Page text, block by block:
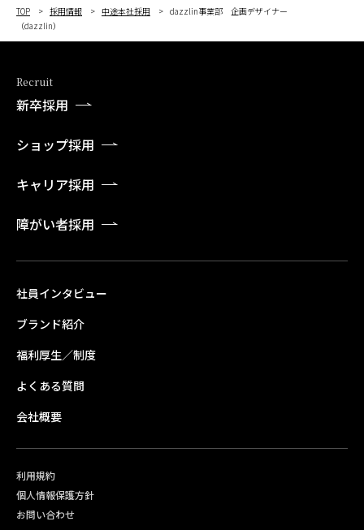
TOP 採用情報 中途本社採用
dazzlin事業部 企画デザイナー
（dazzlin）
Recruit
新卒採用
ショップ採用
キャリア採用
障がい者採用
社員インタビュー
ブランド紹介
福利厚生／制度
よくある質問
会社概要
利用規約
個人情報保護方針
お問い合わせ